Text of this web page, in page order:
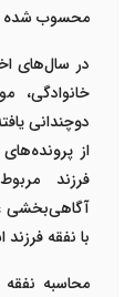
محسوب شده
در سال‌های
خانوادگی،
دوچندانی
از
فرزند
آگاهی‌بخشی
با نفقه
محاسبه